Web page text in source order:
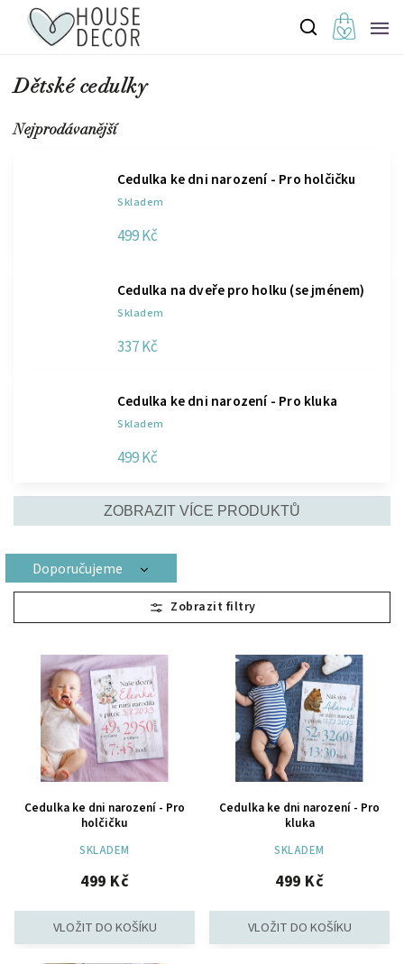
Dětské cedulky
Nejprodávanější
Cedulka ke dni narození - Pro holčičku
Skladem
499 Kč
Cedulka na dveře pro holku (se jménem)
Skladem
337 Kč
Cedulka ke dni narození - Pro kluka
Skladem
499 Kč
ZOBRAZIT VÍCE PRODUKTŮ
Doporučujeme
Nejlevnější
Nejdražší
Nejprodávanější
Abecedně
Cedulka ke dni narození - Pro
holčičku
SKLADEM
499 Kč
Cedulka ke dni narození - Pro
kluka
SKLADEM
499 Kč